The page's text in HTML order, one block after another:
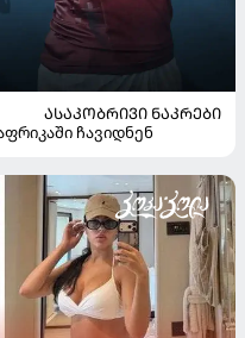
ᲐᲡᲐᲙᲝᲑᲠᲘᲕᲘ ᲜᲐᲙᲠᲔᲑᲘ
ჩავიდნენ